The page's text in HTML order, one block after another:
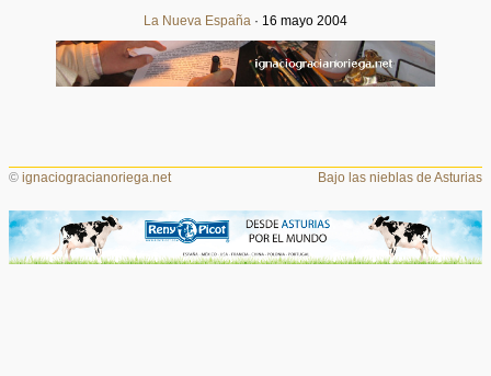
La Nueva España · 16 mayo 2004
©ignaciogracianoriega.net Bajo las nieblas de Asturias